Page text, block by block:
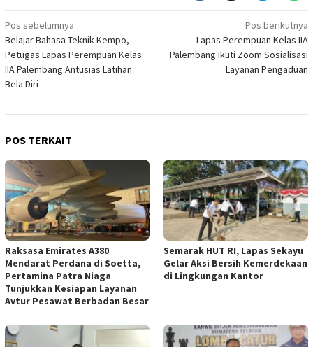
Navigasi
pos
Pos sebelumnya
Belajar Bahasa Teknik Kempo,
Petugas Lapas Perempuan Kelas
IIA Palembang Antusias Latihan
Bela Diri
Pos berikutnya
Lapas Perempuan Kelas IIA
Palembang Ikuti Zoom Sosialisasi
Layanan Pengaduan
POS TERKAIT
Raksasa Emirates A380
Mendarat Perdana di Soetta,
Pertamina Patra Niaga
Tunjukkan Kesiapan Layanan
Avtur Pesawat Berbadan Besar
Semarak HUT RI, Lapas Sekayu
Gelar Aksi Bersih Kemerdekaan
di Lingkungan Kantor